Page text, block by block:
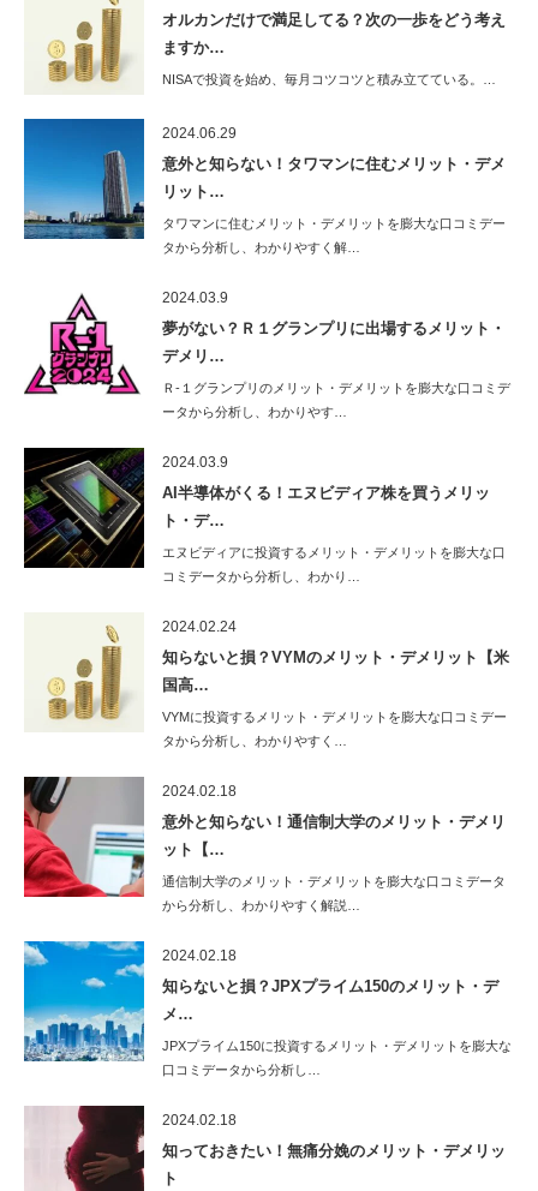
オルカンだけで満足してる？次の一歩をどう考え
ますか…
NISAで投資を始め、毎月コツコツと積み立てている。…
2024.06.29
意外と知らない！タワマンに住むメリット・デメ
リット…
タワマンに住むメリット・デメリットを膨大な口コミデー
タから分析し、わかりやすく解…
2024.03.9
夢がない？Ｒ１グランプリに出場するメリット・
デメリ…
Ｒ-１グランプリのメリット・デメリットを膨大な口コミデ
ータから分析し、わかりやす…
2024.03.9
AI半導体がくる！エヌビディア株を買うメリッ
ト・デ…
エヌビディアに投資するメリット・デメリットを膨大な口
コミデータから分析し、わかり…
2024.02.24
知らないと損？VYMのメリット・デメリット【米
国高…
VYMに投資するメリット・デメリットを膨大な口コミデー
タから分析し、わかりやすく…
2024.02.18
意外と知らない！通信制大学のメリット・デメリ
ット【…
通信制大学のメリット・デメリットを膨大な口コミデータ
から分析し、わかりやすく解説…
2024.02.18
知らないと損？JPXプライム150のメリット・デ
メ…
JPXプライム150に投資するメリット・デメリットを膨大な
口コミデータから分析し…
2024.02.18
知っておきたい！無痛分娩のメリット・デメリッ
ト